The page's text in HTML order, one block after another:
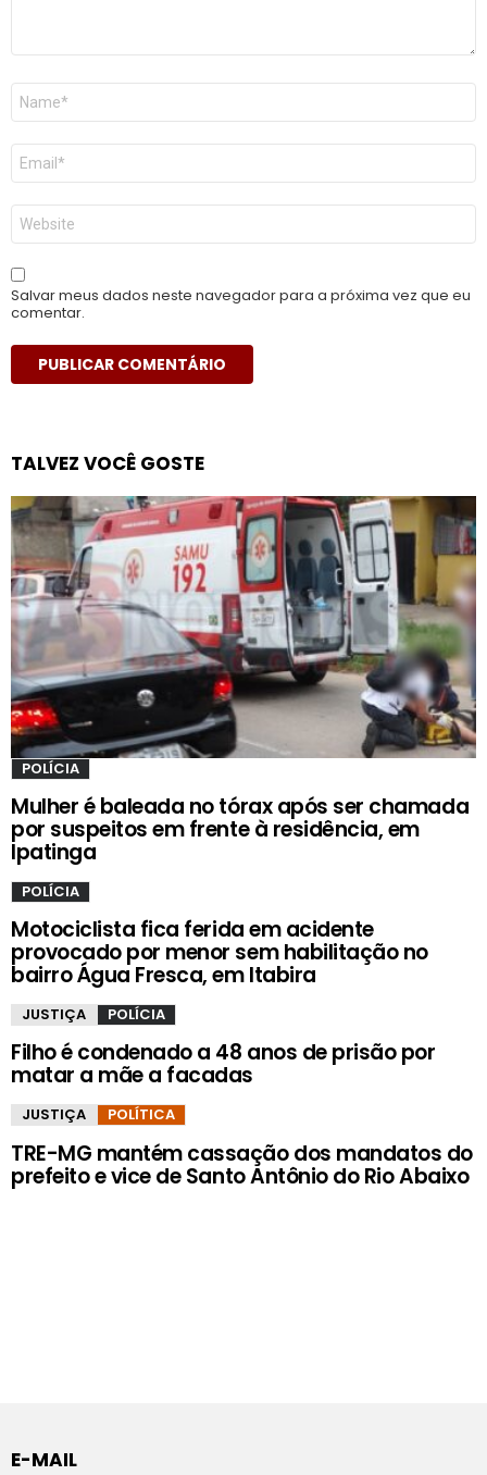
Nome
E-
mail
*
Site
Salvar meus dados neste navegador para a próxima vez que eu
comentar.
TALVEZ VOCÊ GOSTE
POLÍCIA
Mulher é baleada no tórax após ser chamada
por suspeitos em frente à residência, em
Ipatinga
POLÍCIA
Motociclista fica ferida em acidente
provocado por menor sem habilitação no
bairro Água Fresca, em Itabira
JUSTIÇA POLÍCIA
Filho é condenado a 48 anos de prisão por
matar a mãe a facadas
JUSTIÇA POLÍTICA
TRE-MG mantém cassação dos mandatos do
prefeito e vice de Santo Antônio do Rio Abaixo
E-MAIL